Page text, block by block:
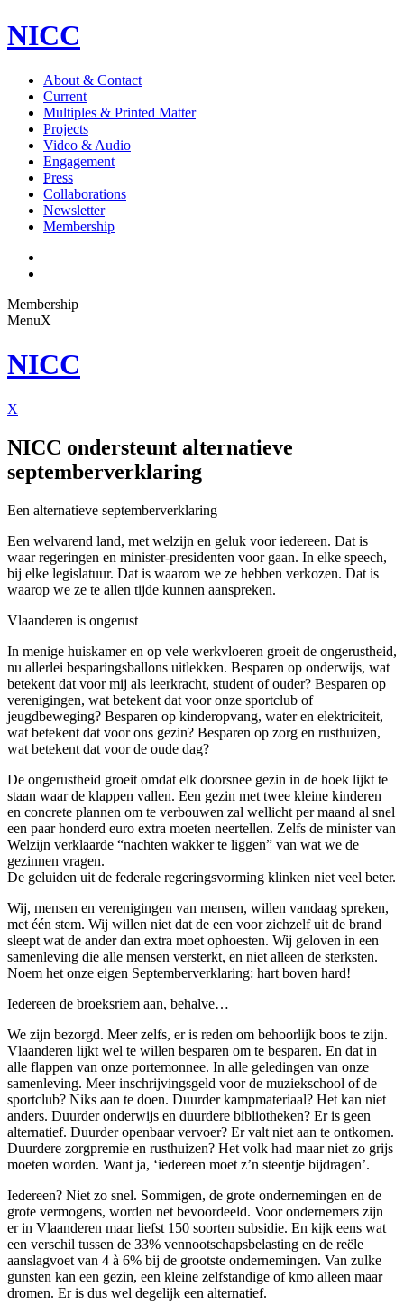
NICC
About & Contact
Current
Multiples & Printed Matter
Projects
Video & Audio
Engagement
Press
Collaborations
Newsletter
Membership
Membership
MenuX
NICC
X
NICC ondersteunt alternatieve
septemberverklaring
Een alternatieve septemberverklaring
Een welvarend land, met welzijn en geluk voor iedereen. Dat is
waar regeringen en minister-presidenten voor gaan. In elke speech,
bij elke legislatuur. Dat is waarom we ze hebben verkozen. Dat is
waarop we ze te allen tijde kunnen aanspreken.
Vlaanderen is ongerust
In menige huiskamer en op vele werkvloeren groeit de ongerustheid,
nu allerlei besparingsballons uitlekken. Besparen op onderwijs, wat
betekent dat voor mij als leerkracht, student of ouder? Besparen op
verenigingen, wat betekent dat voor onze sportclub of
jeugdbeweging? Besparen op kinderopvang, water en elektriciteit,
wat betekent dat voor ons gezin? Besparen op zorg en rusthuizen,
wat betekent dat voor de oude dag?
De ongerustheid groeit omdat elk doorsnee gezin in de hoek lijkt te
staan waar de klappen vallen. Een gezin met twee kleine kinderen
en concrete plannen om te verbouwen zal wellicht per maand al snel
een paar honderd euro extra moeten neertellen. Zelfs de minister van
Welzijn verklaarde “nachten wakker te liggen” van wat we de
gezinnen vragen.
De geluiden uit de federale regeringsvorming klinken niet veel beter.
Wij, mensen en verenigingen van mensen, willen vandaag spreken,
met één stem. Wij willen niet dat de een voor zichzelf uit de brand
sleept wat de ander dan extra moet ophoesten. Wij geloven in een
samenleving die alle mensen versterkt, en niet alleen de sterksten.
Noem het onze eigen Septemberverklaring: hart boven hard!
Iedereen de broeksriem aan, behalve…
We zijn bezorgd. Meer zelfs, er is reden om behoorlijk boos te zijn.
Vlaanderen lijkt wel te willen besparen om te besparen. En dat in
alle flappen van onze portemonnee. In alle geledingen van onze
samenleving. Meer inschrijvingsgeld voor de muziekschool of de
sportclub? Niks aan te doen. Duurder kampmateriaal? Het kan niet
anders. Duurder onderwijs en duurdere bibliotheken? Er is geen
alternatief. Duurder openbaar vervoer? Er valt niet aan te ontkomen.
Duurdere zorgpremie en rusthuizen? Het volk had maar niet zo grijs
moeten worden. Want ja, ‘iedereen moet z’n steentje bijdragen’.
Iedereen? Niet zo snel. Sommigen, de grote ondernemingen en de
grote vermogens, worden net bevoordeeld. Voor ondernemers zijn
er in Vlaanderen maar liefst 150 soorten subsidie. En kijk eens wat
een verschil tussen de 33% vennootschapsbelasting en de reële
aanslagvoet van 4 à 6% bij de grootste ondernemingen. Van zulke
gunsten kan een gezin, een kleine zelfstandige of kmo alleen maar
dromen. Er is dus wel degelijk een alternatief.